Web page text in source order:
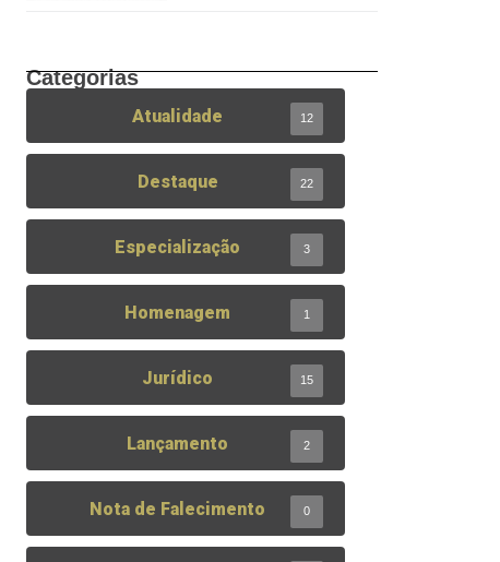
Categorias
Atualidade 12
Destaque 22
Especialização 3
Homenagem 1
Jurídico 15
Lançamento 2
Nota de Falecimento 0